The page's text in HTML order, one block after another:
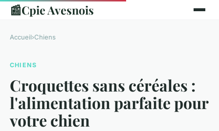
📰Cpie Avesnois
Accueil›Chiens
CHIENS
Croquettes sans céréales :
l'alimentation parfaite pour
votre chien